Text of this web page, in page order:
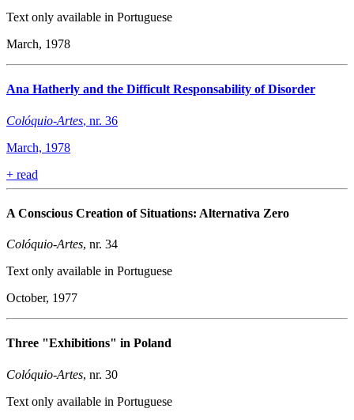
Text only available in Portuguese
March, 1978
Ana Hatherly and the Difficult Responsability of Disorder
Colóquio-Artes, nr. 36
March, 1978
+ read
A Conscious Creation of Situations: Alternativa Zero
Colóquio-Artes, nr. 34
Text only available in Portuguese
October, 1977
Three "Exhibitions" in Poland
Colóquio-Artes, nr. 30
Text only available in Portuguese